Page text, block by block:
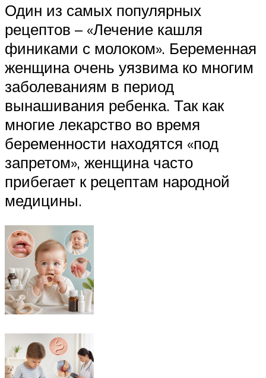
Один из самых популярных
рецептов – «Лечение кашля
финиками с молоком». Беременная
женщина очень уязвима ко многим
заболеваниям в период
вынашивания ребенка. Так как
многие лекарство во время
беременности находятся «под
запретом», женщина часто
прибегает к рецептам народной
медицины.